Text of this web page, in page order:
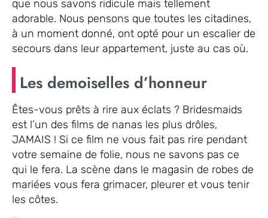
que nous savons ridicule mais tellement
adorable. Nous pensons que toutes les citadines,
à un moment donné, ont opté pour un escalier de
secours dans leur appartement, juste au cas où.
Les demoiselles d’honneur
Êtes-vous prêts à rire aux éclats ? Bridesmaids
est l’un des films de nanas les plus drôles,
JAMAIS ! Si ce film ne vous fait pas rire pendant
votre semaine de folie, nous ne savons pas ce
qui le fera. La scène dans le magasin de robes de
mariées vous fera grimacer, pleurer et vous tenir
les côtes.